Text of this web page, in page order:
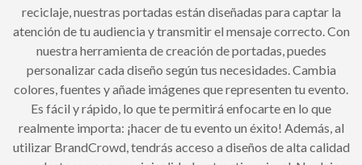
reciclaje, nuestras portadas están diseñadas para captar la
atención de tu audiencia y transmitir el mensaje correcto. Con
nuestra herramienta de creación de portadas, puedes
personalizar cada diseño según tus necesidades. Cambia
colores, fuentes y añade imágenes que representen tu evento.
Es fácil y rápido, lo que te permitirá enfocarte en lo que
realmente importa: ¡hacer de tu evento un éxito! Además, al
utilizar BrandCrowd, tendrás acceso a diseños de alta calidad